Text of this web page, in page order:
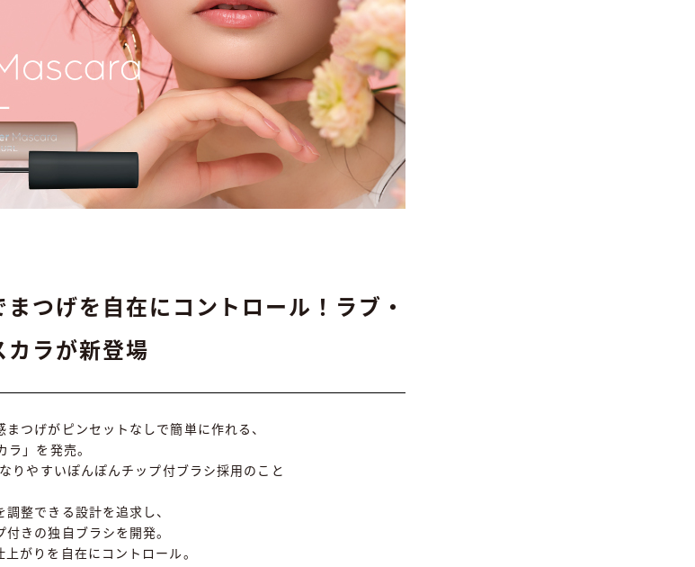
つげを自在にコントロール！ラブ・
カラが新登場
つげがピンセットなしで簡単に作れる、
」を発売。
りやすいぽんぽんチップ付ブラシ採用のこと
整できる設計を追求し、
きの独自ブラシを開発。
がりを自在にコントロール。